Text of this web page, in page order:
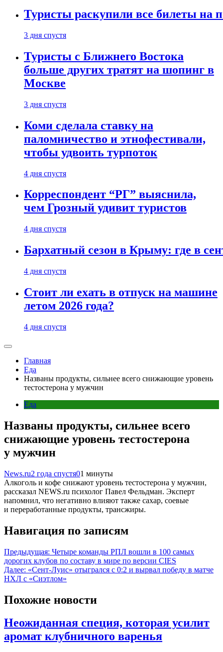
Туристы раскупили все билеты на
3 дня спустя
Туристы с Ближнего Востока
больше других тратят на шопинг в
Москве
3 дня спустя
Коми сделала ставку на
паломничество и этнофестивали,
чтобы удвоить турпоток
4 дня спустя
Корреспондент “РГ” выяснила,
чем Грозный удивит туристов
4 дня спустя
Бархатный сезон в Крыму: где в
4 дня спустя
Стоит ли ехать в отпуск на машине
летом 2026 года?
4 дня спустя
Главная
Еда
Названы продукты, сильнее всего снижающие уровень
тестостерона у мужчин
Еда
Названы продукты, сильнее всего
снижающие уровень тестостерона
у мужчин
News.ru2 года спустя01 минуты
Алкоголь и кофе снижают уровень тестостерона у мужчин,
рассказал NEWS.ru психолог Павел Фельдман. Эксперт
напомнил, что негативно влияют также сахар, соевые
и переработанные продукты, трансжиры.
Навигация по записям
Предыдущая: Четыре команды РПЛ вошли в 100 самых
дорогих клубов по составу в мире по версии CIES
Далее: «Сент-Луис» отыгрался с 0:2 и вырвал победу в матче
НХЛ с «Сиэтлом»
Похожие новости
Неожиданная специя, которая усилит
аромат клубничного варенья